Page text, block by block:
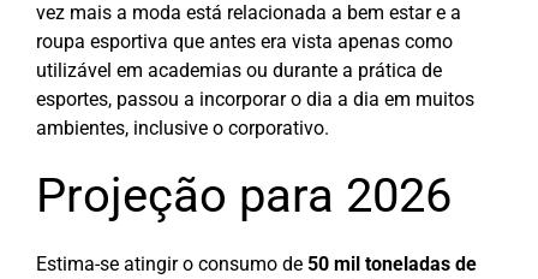
vez mais a moda está relacionada a bem estar e a
roupa esportiva que antes era vista apenas como
utilizável em academias ou durante a prática de
esportes, passou a incorporar o dia a dia em muitos
ambientes, inclusive o corporativo.
Projeção para 2026
Estima-se atingir o consumo de 50 mil toneladas de